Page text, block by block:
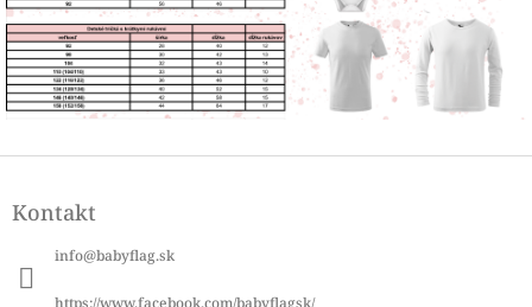
pKontakt
info@babyflag.sk
https://www.facebook.com/babyflagsk/